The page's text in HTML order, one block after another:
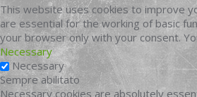
This website uses cookies to improve
are essential for the working of basic
your browser only with your consent.
Necessary
Necessary
Sempre abilitato
Necessary cookies are absolutely